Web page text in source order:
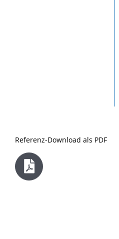
Referenz-Download als PDF